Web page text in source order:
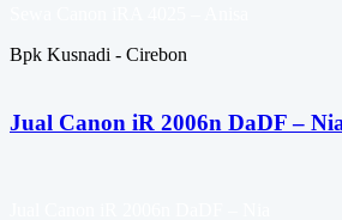
Bpk Kusnadi - Cirebon
Jual Canon iR 2006n DaDF –